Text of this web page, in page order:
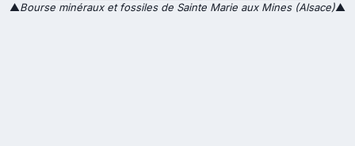
▲Bourse minéraux et fossiles de Sainte Marie aux Mines (Alsace)▲